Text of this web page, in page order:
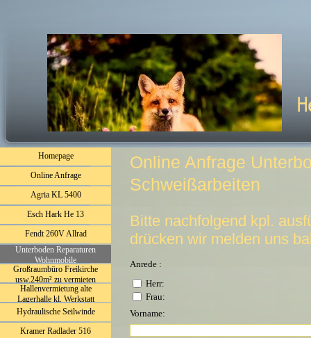
Homepage
Online Anfrage
Agria KL 5400
Esch Hark He 13
Fendt 260V Allrad
Unterboden Reparaturen
Wohnmobile
Großraumbüro Freikirche
usw.240m² zu vermieten
hiervon 180m² plus Küche u. 2
kl. Zimmer (60m²)
Hallenvermietung alte
Lagerhalle kl. Werkstatt
Hydraulische Seilwinde
Kramer Radlader 516
Online Anfrage
Schweißarbeiten
Bitte nachfolgend kpl.
drücken wir melden uns
Anrede :
Herr:
Frau:
Vorname: